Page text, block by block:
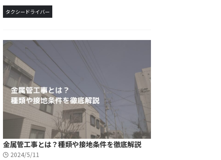
タクシードライバー
金属管工事とは？種類や接地条件を徹底解説
2024/5/11